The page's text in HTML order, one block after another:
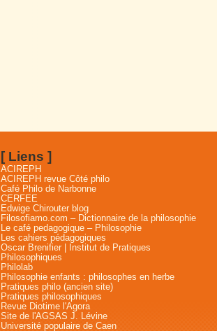
[ Liens ]
ACIREPH
ACIREPH revue Côté philo
Café Philo de Narbonne
CERFEE
Edwige Chirouter blog
Filosofiamo.com – Dictionnaire de la philosophie
Le café pedagogique – Philosophie
Les cahiers pédagogiques
Oscar Brenifier | Institut de Pratiques
Philosophiques
Philolab
Philosophie enfants : philosophes en herbe
Pratiques philo (ancien site)
Pratiques philosophiques
Revue Diotime l'Agora
Site de l'AGSAS J. Lévine
Université populaire de Caen